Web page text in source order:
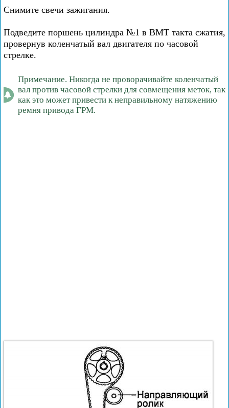
Снимите свечи зажигания.
Подведите поршень цилиндра №1 в ВМТ такта сжатия,
провернув коленчатый вал двигателя по часовой
стрелке.
Примечание. Никогда не проворачивайте коленчатый
вал против часовой стрелки для совмещения меток, так
как это может привести к неправильному натяжению
ремня привода ГРМ.